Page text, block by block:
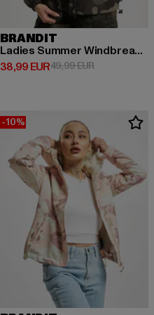
BRANDIT
Ladies Summer Windbreaker Frontzip
38,99 EUR
Derzeitiger Preis: 38,99 EUR
49,99 EURAktionspreis:
-10%